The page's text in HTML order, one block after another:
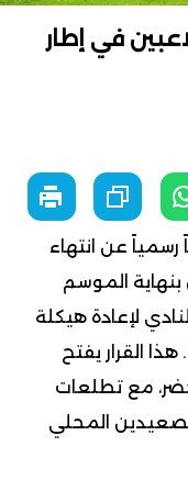
في إطار
رسمياً عن انتهاء
الموسم
لإعادة هيكلة
القرار يفتح
مع تطلعات
المحلي